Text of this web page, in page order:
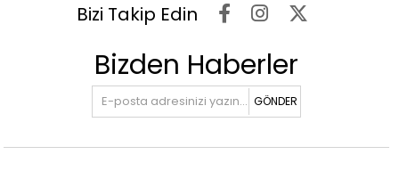
Bizi Takip Edin
Bizden Haberler
GÖNDER